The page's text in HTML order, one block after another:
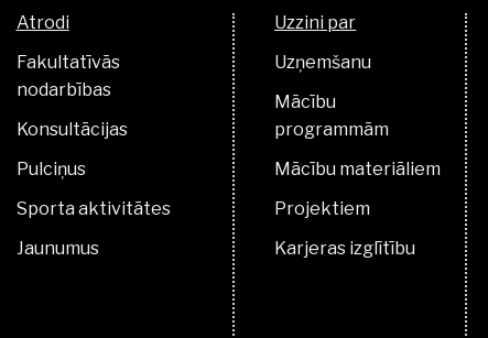
Atrodi
Fakultatīvās
nodarbības
Konsultācijas
Pulciņus
Sporta aktivitātes
Jaunumus
Uzzini par
Uzņemšanu
Mācību
programmām
Mācību materiāliem
Projektiem
Karjeras izglītību